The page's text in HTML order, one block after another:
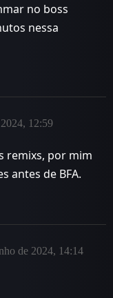
no boss
nessa
12:59
remixs, por mim
antes de BFA.
de 2024, 14:14